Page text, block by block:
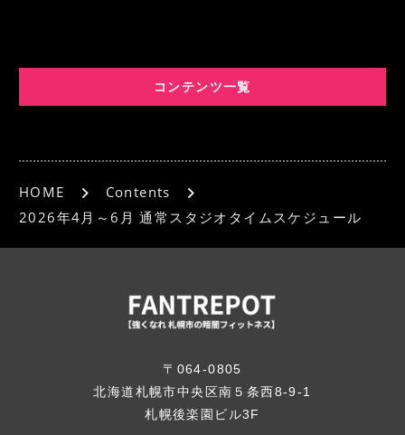
b
o
k
コンテンツ一覧
HOME
Contents
2026年4月～6月 通常スタジオタイムスケジュール
〒064-0805
北海道札幌市中央区南５条西8-9-1
札幌後楽園ビル3F